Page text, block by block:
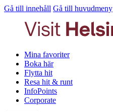
Gå till innehåll Gå till huvudmeny
Mina favoriter
Boka här
Flytta hit
Resa hit & runt
InfoPoints
Corporate